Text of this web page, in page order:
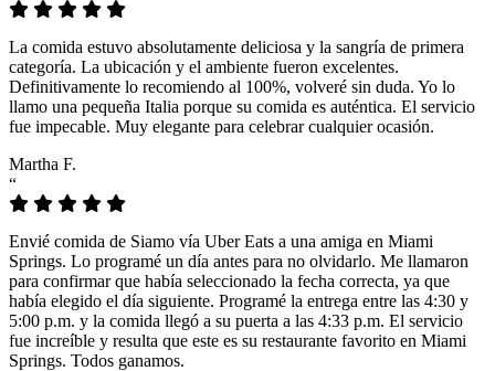
La comida estuvo absolutamente deliciosa y la sangría de primera
categoría. La ubicación y el ambiente fueron excelentes.
Definitivamente lo recomiendo al 100%, volveré sin duda. Yo lo
llamo una pequeña Italia porque su comida es auténtica. El servicio
fue impecable. Muy elegante para celebrar cualquier ocasión.
Martha F.
“
Envié comida de Siamo vía Uber Eats a una amiga en Miami
Springs. Lo programé un día antes para no olvidarlo. Me llamaron
para confirmar que había seleccionado la fecha correcta, ya que
había elegido el día siguiente. Programé la entrega entre las 4:30 y
5:00 p.m. y la comida llegó a su puerta a las 4:33 p.m. El servicio
fue increíble y resulta que este es su restaurante favorito en Miami
Springs. Todos ganamos.